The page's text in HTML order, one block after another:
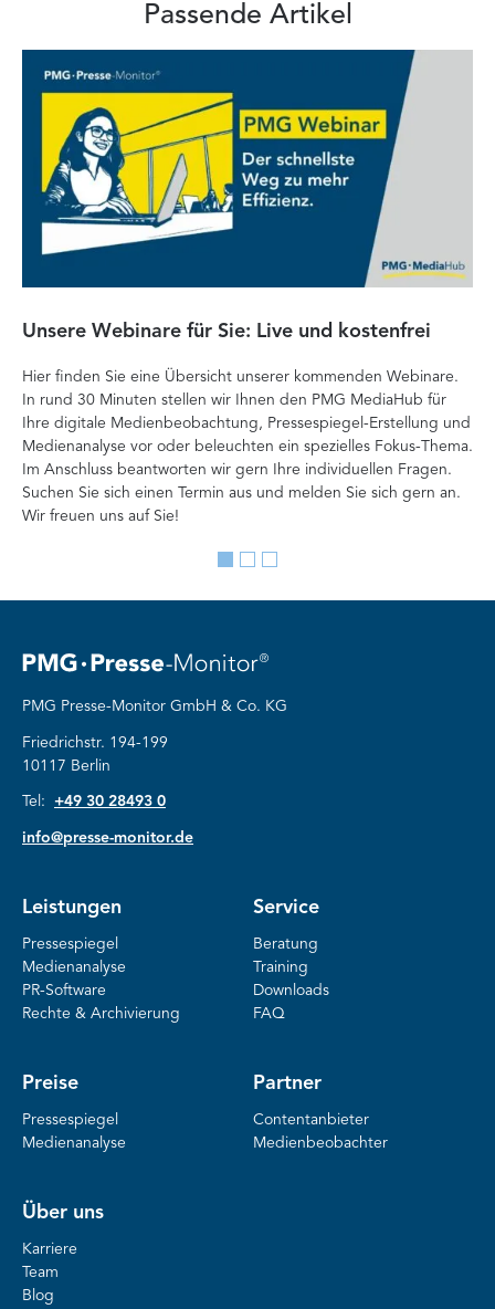
Passende Artikel
Unsere Webinare für Sie: Live und kostenfrei
Hier finden Sie eine Übersicht unserer kommenden Webinare.
In rund 30 Minuten stellen wir Ihnen den PMG MediaHub für
Ihre digitale Medienbeobachtung, Pressespiegel-Erstellung und
Medienanalyse vor oder beleuchten ein spezielles Fokus-Thema.
Im Anschluss beantworten wir gern Ihre individuellen Fragen.
Suchen Sie sich einen Termin aus und melden Sie sich gern an.
Wir freuen uns auf Sie!
Go
slide
Go
slide
Go
slide
PMG Presse-Monitor GmbH & Co. KG
Friedrichstr. 194-199
10117 Berlin
Tel: +49 30 28493 0
info@presse-monitor.de
Leistungen
Pressespiegel
Medienanalyse
PR-Software
Rechte & Archivierung
Service
Beratung
Training
Downloads
FAQ
Preise
Pressespiegel
Medienanalyse
Partner
Contentanbieter
Medienbeobachter
Über uns
Karriere
Team
Blog